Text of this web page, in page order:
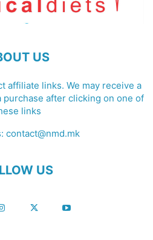
US
affiliate links. We may receive a
purchase after clicking on one of
links
contact@nmd.mk
US